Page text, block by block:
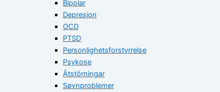
Bipolar
Depresjon
OCD
PTSD
Personlighetsforstyrrelse
Psykose
Ätstörningar
Søvnproblemer